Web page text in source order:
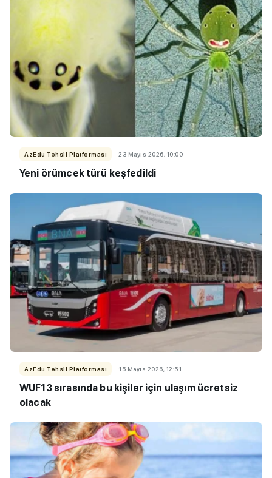
AzEdu Təhsil Platforması 23 Mayıs 2026, 10:00
Yeni örümcek türü keşfedildi
AzEdu Təhsil Platforması 15 Mayıs 2026, 12:51
WUF13 sırasında bu kişiler için ulaşım ücretsiz
olacak